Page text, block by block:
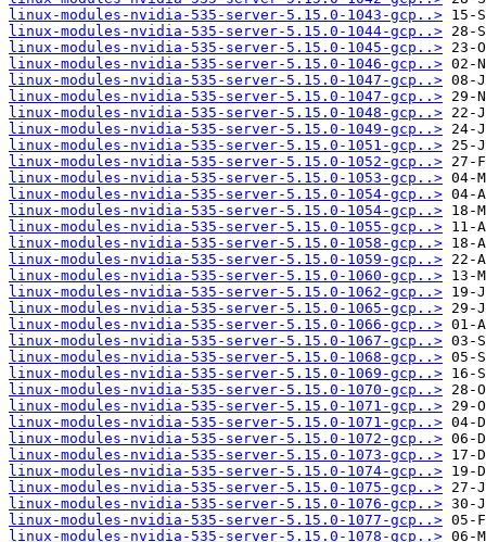
linux-modules-nvidia-535-server-5.15.0-1043-gcp..>
linux-modules-nvidia-535-server-5.15.0-1044-gcp..>
linux-modules-nvidia-535-server-5.15.0-1045-gcp..>
linux-modules-nvidia-535-server-5.15.0-1046-gcp..>
linux-modules-nvidia-535-server-5.15.0-1047-gcp..>
linux-modules-nvidia-535-server-5.15.0-1047-gcp..>
linux-modules-nvidia-535-server-5.15.0-1048-gcp..>
linux-modules-nvidia-535-server-5.15.0-1049-gcp..>
linux-modules-nvidia-535-server-5.15.0-1051-gcp..>
linux-modules-nvidia-535-server-5.15.0-1052-gcp..>
linux-modules-nvidia-535-server-5.15.0-1053-gcp..>
linux-modules-nvidia-535-server-5.15.0-1054-gcp..>
linux-modules-nvidia-535-server-5.15.0-1054-gcp..>
linux-modules-nvidia-535-server-5.15.0-1055-gcp..>
linux-modules-nvidia-535-server-5.15.0-1058-gcp..>
linux-modules-nvidia-535-server-5.15.0-1059-gcp..>
linux-modules-nvidia-535-server-5.15.0-1060-gcp..>
linux-modules-nvidia-535-server-5.15.0-1062-gcp..>
linux-modules-nvidia-535-server-5.15.0-1065-gcp..>
linux-modules-nvidia-535-server-5.15.0-1066-gcp..>
linux-modules-nvidia-535-server-5.15.0-1067-gcp..>
linux-modules-nvidia-535-server-5.15.0-1068-gcp..>
linux-modules-nvidia-535-server-5.15.0-1069-gcp..>
linux-modules-nvidia-535-server-5.15.0-1070-gcp..>
linux-modules-nvidia-535-server-5.15.0-1071-gcp..>
linux-modules-nvidia-535-server-5.15.0-1071-gcp..>
linux-modules-nvidia-535-server-5.15.0-1072-gcp..>
linux-modules-nvidia-535-server-5.15.0-1073-gcp..>
linux-modules-nvidia-535-server-5.15.0-1074-gcp..>
linux-modules-nvidia-535-server-5.15.0-1075-gcp..>
linux-modules-nvidia-535-server-5.15.0-1076-gcp..>
linux-modules-nvidia-535-server-5.15.0-1077-gcp..>
linux-modules-nvidia-535-server-5.15.0-1078-gcp..>